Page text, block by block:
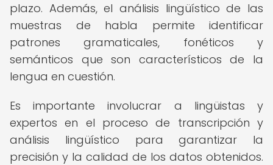
plazo. Además, el análisis lingüístico de las
muestras de habla permite identificar
patrones gramaticales, fonéticos y
semánticos que son característicos de la
lengua en cuestión.
Es importante involucrar a lingüistas y
expertos en el proceso de transcripción y
análisis lingüístico para garantizar la
precisión y la calidad de los datos obtenidos.